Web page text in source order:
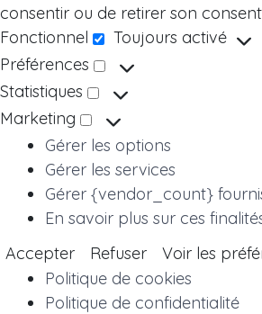
consentir ou de retirer son
Fonctionnel
Toujours activé
Préférences
Statistiques
Marketing
Marketing
Gérer les options
Gérer les services
Gérer {vendor_count}
En savoir plus sur ces
Accepter
Refuser Voir les
Politique de cookies
Politique de confidentialité